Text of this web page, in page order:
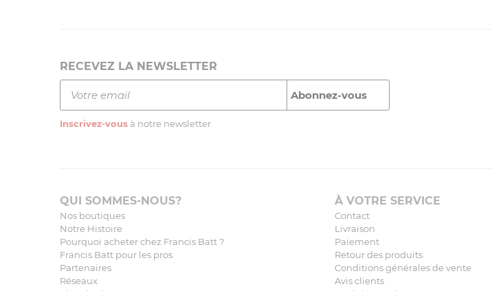
RECEVEZ LA NEWSLETTER
Inscrivez-vous à notre newsletter
QUI SOMMES-NOUS?
Nos boutiques
Notre Histoire
Pourquoi acheter chez Francis Batt ?
Francis Batt pour les pros
Partenaires
Réseaux
À VOTRE SERVICE
Contact
Livraison
Paiement
Retour des produits
Conditions générales de vente
Avis clients